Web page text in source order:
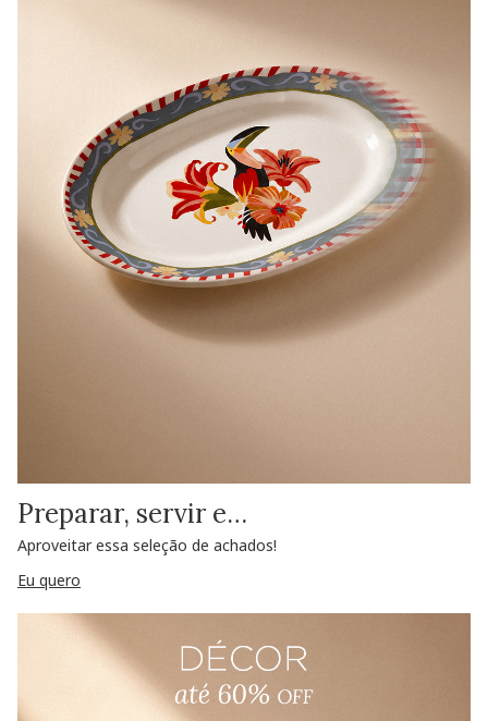
Preparar, servir e…
Aproveitar essa seleção de achados!
Eu quero